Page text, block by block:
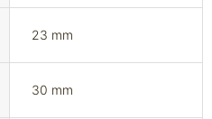
23 mm
30 mm